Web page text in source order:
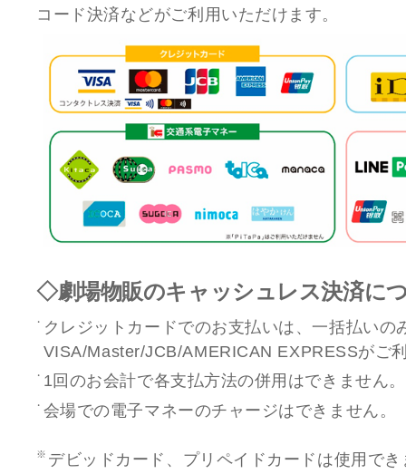
コード決済などがご利用いただけます。
◇劇場物販のキャッシュレス決済に
クレジットカードでのお支払いは、一括払いの
VISA/Master/JCB/AMERICAN EXPRESSがご
1回のお会計で各支払方法の併用はできません。
会場での電子マネーのチャージはできません。
デビッドカード、プリペイドカードは使用でき